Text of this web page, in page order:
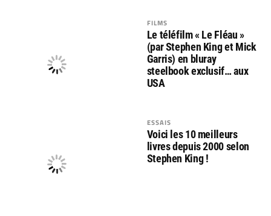
FILMS
Le téléfilm « Le Fléau »
(par Stephen King et Mick
Garris) en bluray
steelbook exclusif… aux
USA
ESSAIS
Voici les 10 meilleurs
livres depuis 2000 selon
Stephen King !